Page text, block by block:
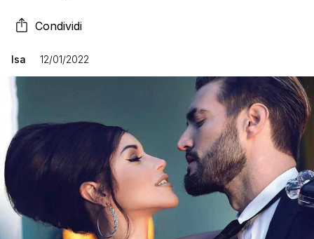
Condividi
Isa 12/01/2022